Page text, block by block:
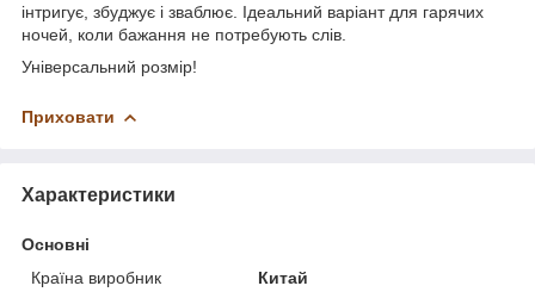
інтригує, збуджує і зваблює. Ідеальний варіант для гарячих
ночей, коли бажання не потребують слів.
Універсальний розмір!
Приховати
Характеристики
Основні
Країна виробник
Китай